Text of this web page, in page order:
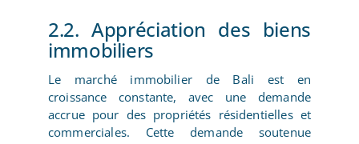
2.2. Appréciation des biens
immobiliers
Le marché immobilier de Bali est en
croissance constante, avec une demande
accrue pour des propriétés résidentielles et
commerciales. Cette demande soutenue